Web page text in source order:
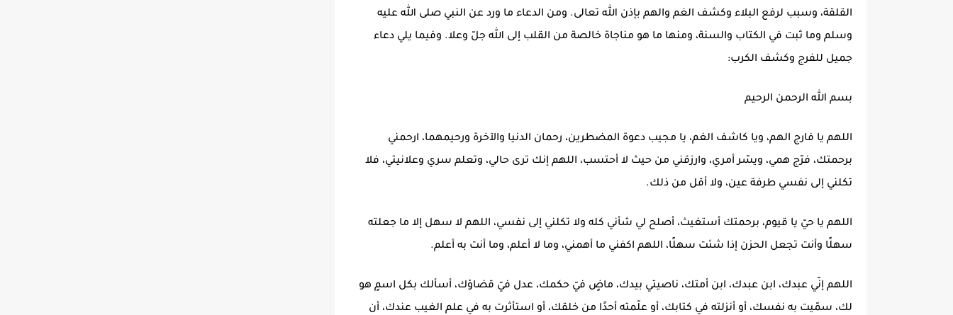
القلقة، وسبب لرفع البلاء وكشف الغم والهم بإذن الله تعالى. ومن الدعاء ما ورد عن النبي صلى الله عليه
وسلم وما ثبت في الكتاب والسنة، ومنها ما هو مناجاة خالصة من القلب إلى الله جلّ وعلا. وفيما يلي دعاء
جميل للفرج وكشف الكرب:
بسم الله الرحمن الرحيم
اللهم يا فارج الهم، ويا كاشف الغم، يا مجيب دعوة المضطرين، رحمان الدنيا والآخرة ورحيمهما، ارحمني
برحمتك، فرّج همي، ويسّر أمري، وارزقني من حيث لا أحتسب، اللهم إنك ترى حالي، وتعلم سري وعلانيتي، فلا
تكلني إلى نفسي طرفة عين، ولا أقل من ذلك.
اللهم يا حيّ يا قيوم، برحمتك أستغيث، أصلح لي شأني كله ولا تكلني إلى نفسي، اللهم لا سهل إلا ما جعلته
سهلًا وأنت تجعل الحزن إذا شئت سهلًا، اللهم اكفني ما أهمني، وما لا أعلم، وما أنت به أعلم.
اللهم إنّي عبدك، ابن عبدك، ابن أمتك، ناصيتي بيدك، ماضٍ فيّ حكمك، عدل فيّ قضاؤك، أسألك بكل اسمٍ هو
لك، سمّيت به نفسك، أو أنزلته في كتابك، أو علّمته أحدًا من خلقك، أو استأثرت به في علم الغيب عندك، أن